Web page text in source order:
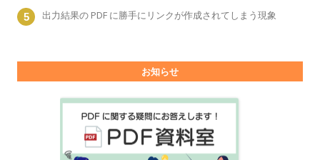
出力結果の PDF に勝手にリンクが作成されてしまう現象
お知らせ